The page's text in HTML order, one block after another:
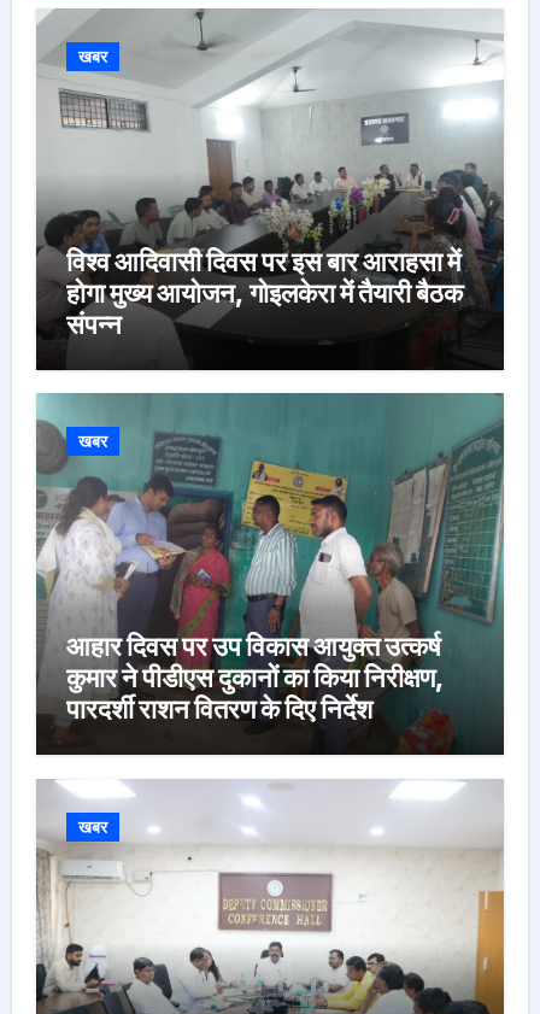
खबर
विश्व आदिवासी दिवस पर इस बार आराहसा में
होगा मुख्य आयोजन, गोइलकेरा में तैयारी बैठक
संपन्न
खबर
आहार दिवस पर उप विकास आयुक्त उत्कर्ष
कुमार ने पीडीएस दुकानों का किया निरीक्षण,
पारदर्शी राशन वितरण के दिए निर्देश
खबर